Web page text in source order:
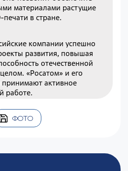
материалами растущие
в стране.
компании успешно
развития, повышая
отечественной
«Росатом» и его
принимают активное
работе.
ФОТО